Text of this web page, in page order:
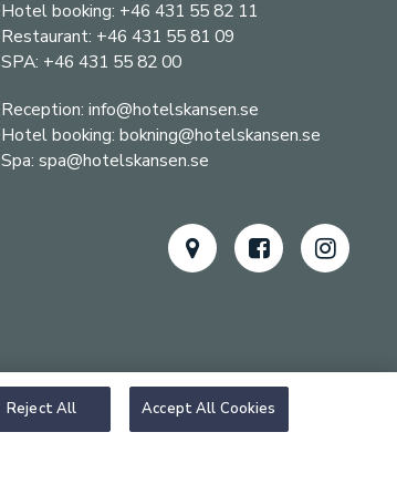
Hotel booking: +46 431 55 82 11
Restaurant: +46 431 55 81 09
SPA: +46 431 55 82 00
Reception: info@hotelskansen.se
Hotel booking: bokning@hotelskansen.se
Spa: spa@hotelskansen.se
Reject All Accept All Cookies